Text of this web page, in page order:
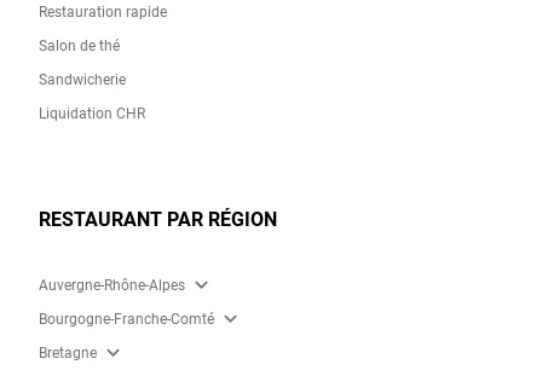
Restauration rapide
Salon de thé
Sandwicherie
Liquidation CHR
RESTAURANT PAR RÉGION
Auvergne-Rhône-Alpes expand_more
Bourgogne-Franche-Comté expand_more
Bretagne expand_more